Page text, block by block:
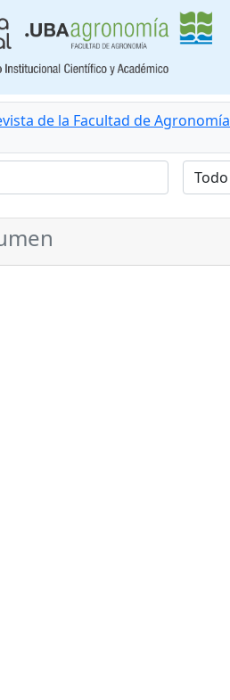
de la Facultad de Agronomía